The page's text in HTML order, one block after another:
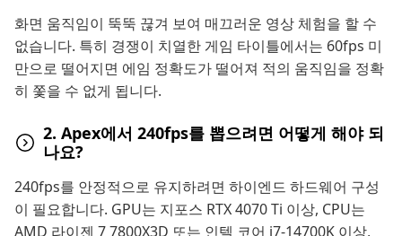
화면 움직임이 뚝뚝 끊겨 보여 매끄러운 영상 체험을 할 수
없습니다. 특히 경쟁이 치열한 게임 타이틀에서는 60fps 미
만으로 떨어지면 에임 정확도가 떨어져 적의 움직임을 정확
히 쫓을 수 없게 됩니다.
2. Apex에서 240fps를 뽑으려면 어떻게 해야 되
나요?
240fps를 안정적으로 유지하려면 하이엔드 하드웨어 구성
이 필요합니다. GPU는 지포스 RTX 4070 Ti 이상, CPU는
AMD 라이젠 7 7800X3D 또는 인텔 코어 i7-14700K 이상,